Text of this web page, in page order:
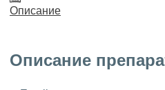
Описание
Описание